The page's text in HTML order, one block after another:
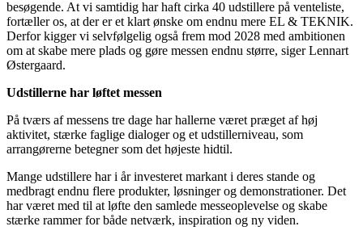
besøgende. At vi samtidig har haft cirka 40 udstillere på venteliste,
fortæller os, at der er et klart ønske om endnu mere EL & TEKNIK.
Derfor kigger vi selvfølgelig også frem mod 2028 med ambitionen
om at skabe mere plads og gøre messen endnu større, siger Lennart
Østergaard.
Udstillerne har løftet messen
På tværs af messens tre dage har hallerne været præget af høj
aktivitet, stærke faglige dialoger og et udstillerniveau, som
arrangørerne betegner som det højeste hidtil.
Mange udstillere har i år investeret markant i deres stande og
medbragt endnu flere produkter, løsninger og demonstrationer. Det
har været med til at løfte den samlede messeoplevelse og skabe
stærke rammer for både netværk, inspiration og ny viden.